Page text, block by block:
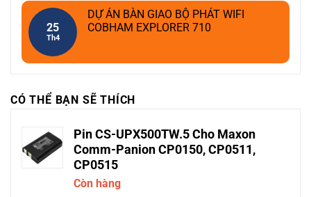
25
Th4
DỰ ÁN BÀN GIAO BỘ PHÁT WIFI
COBHAM EXPLORER 710
CÓ THỂ BẠN SẼ THÍCH
Pin CS-UPX500TW.5 Cho Maxon
Comm-Panion CP0150, CP0511,
CP0515
Còn hàng